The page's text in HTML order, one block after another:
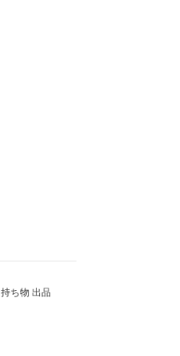
持ち物 出品